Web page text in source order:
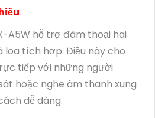
A5W hỗ trợ đàm thoại hai
loa tích hợp. Điều này cho
tiếp với những người
hoặc nghe âm thanh xung
dễ dàng.